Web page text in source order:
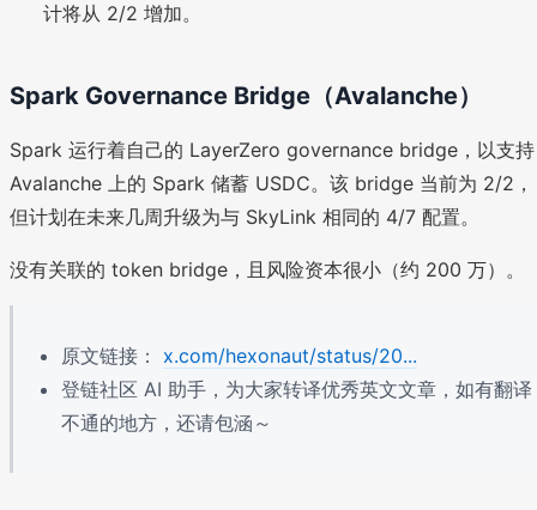
计将从 2/2 增加。
Spark Governance Bridge（Avalanche）
Spark 运行着自己的 LayerZero governance bridge，以支持
Avalanche 上的 Spark 储蓄 USDC。该 bridge 当前为 2/2，
但计划在未来几周升级为与 SkyLink 相同的 4/7 配置。
没有关联的 token bridge，且风险资本很小（约 200 万）。
原文链接： x.com/hexonaut/status/20...
登链社区 AI 助手，为大家转译优秀英文文章，如有翻译
不通的地方，还请包涵～